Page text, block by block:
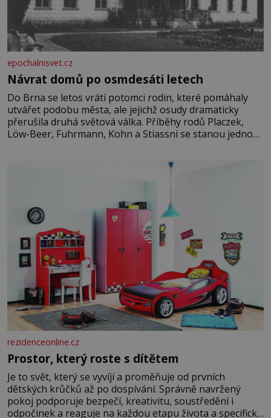
epochalnisvet.cz
Návrat domů po osmdesáti letech
Do Brna se letos vrátí potomci rodin, které pomáhaly
utvářet podobu města, ale jejichž osudy dramaticky
přerušila druhá světová válka. Příběhy rodů Placzek,
Löw-Beer, Fuhrmann, Kohn a Stiassni se stanou jednou
jednoduché. Místa, která si člověk pamatuje z rodinných
rezidenceonline.cz
Prostor, který roste s dítětem
Je to svět, který se vyvíjí a proměňuje od prvních
dětských krůčků až po dospívání. Správně navržený
pokoj podporuje bezpečí, kreativitu, soustředění i
odpočinek a reaguje na každou etapu života a specifické